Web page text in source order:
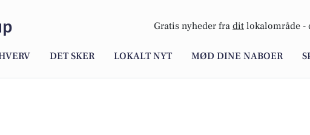
Gratis nyheder fra dit lokalområde -
DET SKER LOKALT NYT MØD DINE NABOER